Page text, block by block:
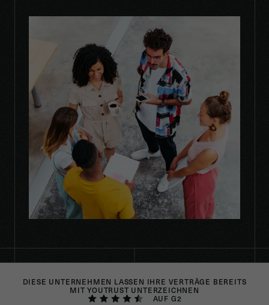
DIESE UNTERNEHMEN LASSEN IHRE VERTRÄGE BEREITS
MIT YOUTRUST UNTERZEICHNEN
AUF G2